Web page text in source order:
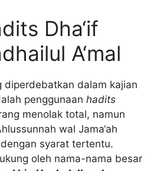
Dha‘if
A‘mal
diperdebatkan dalam kajian
penggunaan hadits
menolak total, namun
wal Jama‘ah
syarat tertentu.
oleh nama-nama besar